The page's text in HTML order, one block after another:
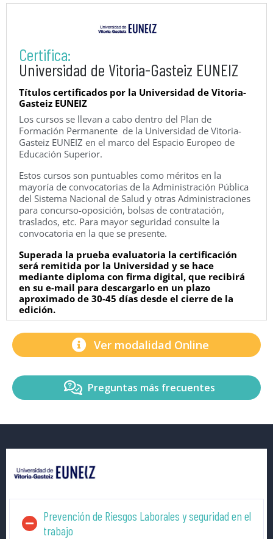
Certifica:
Universidad de Vitoria-Gasteiz EUNEIZ
Títulos certificados por la Universidad de Vitoria-
Gasteiz EUNEIZ
Los cursos se llevan a cabo dentro del Plan de
Formación Permanente de la Universidad de Vitoria-
Gasteiz EUNEIZ en el marco del Espacio Europeo de
Educación Superior.
Estos cursos son puntuables como méritos en la
mayoría de convocatorias de la Administración Pública
del Sistema Nacional de Salud y otras Administraciones
para concurso-oposición, bolsas de contratación,
traslados, etc. Para mayor seguridad consulte la
convocatoria en la que se presente.
Superada la prueba evaluatoria la certificación
será remitida por la Universidad y se hace
mediante diploma con firma digital, que recibirá
en su e-mail para descargarlo en un plazo
aproximado de 30-45 días desde el cierre de la
edición.
Ver modalidad Online
Preguntas más frecuentes
Prevención de Riesgos Laborales y seguridad en el
trabajo